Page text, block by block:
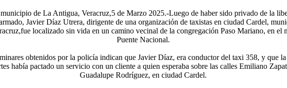
de La Antigua, Veracruz,5 de Marzo 2025.-Luego de haber sido privado de la
Javier Díaz Utrera, dirigente de una organización de taxistas en ciudad Cardel,
localizado sin vida en un camino vecinal de la congregación Paso Mariano, en el
Puente Nacional.
obtenidos por la policía indican que Javier Díaz, era conductor del taxi 358, y que la
había pactado un servicio con un cliente a quien esperaba sobre las calles Emiliano
Guadalupe Rodríguez, en ciudad Cardel.